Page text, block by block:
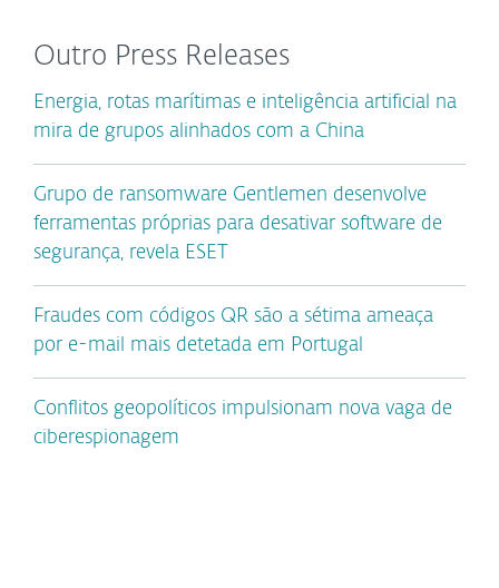
Outro Press Releases
Energia, rotas marítimas e inteligência artificial na
mira de grupos alinhados com a China
Grupo de ransomware Gentlemen desenvolve
ferramentas próprias para desativar software de
segurança, revela ESET
Fraudes com códigos QR são a sétima ameaça
por e-mail mais detetada em Portugal
Conflitos geopolíticos impulsionam nova vaga de
ciberespionagem